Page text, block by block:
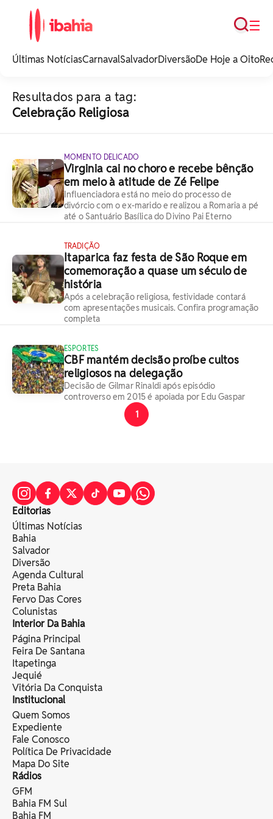
noticias e
☰
Busca
Últimas NotíciasCarnavalSalvadorDiversãoDe Hoje a Oito
Resultados para a tag:
Celebração Religiosa
MOMENTO DELICADO
Virginia cai no choro e recebe bênção
em meio à atitude de Zé Felipe
Influenciadora está no meio do processo de
divórcio com o ex-marido e realizou a Romaria a pé
até o Santuário Basílica do Divino Pai Eterno
TRADIÇÃO
Itaparica faz festa de São Roque em
comemoração a quase um século de
história
Após a celebração religiosa, festividade contará
com apresentações musicais. Confira programação
completa
ESPORTES
CBF mantém decisão proíbe cultos
religiosos na delegação
Decisão de Gilmar Rinaldi após episódio
controverso em 2015 é apoiada por Edu Gaspar
1
Editorias
Últimas Notícias
Bahia
Salvador
Diversão
Agenda Cultural
Preta Bahia
Fervo Das Cores
Colunistas
Interior Da Bahia
Página Principal
Feira De Santana
Itapetinga
Jequié
Vitória Da Conquista
Institucional
Quem Somos
Expediente
Fale Conosco
Política De Privacidade
Mapa Do Site
Rádios
GFM
Bahia FM Sul
Bahia FM